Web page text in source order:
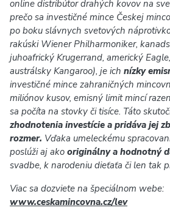
online distribútor drahých kovov na
prečo sa investičné mince Českej
po boku slávnych svetových
rakúski Wiener Philharmoniker,
juhoafrický Krugerrand, americký
austrálsky Kangaroo), je ich nízky
investičné mince zahraničných
miliónov kusov, emisný limit mincí
sa počíta na stovky či tisíce. Táto
zhodnotenia investície a pridáva jej
rozmer. Vďaka umeleckému
poslúži aj ako originálny a hodnotný
svadbe, k narodeniu dieťaťa či len tak
Viac sa dozviete na špeciálnom webe:
www.ceskamincovna.cz/lev